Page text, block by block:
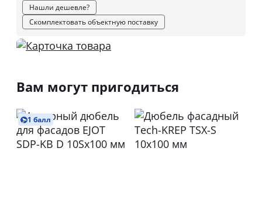
Нашли дешевле?
Скомплектовать объектную поставку
Вам могут пригодиться
1 балл